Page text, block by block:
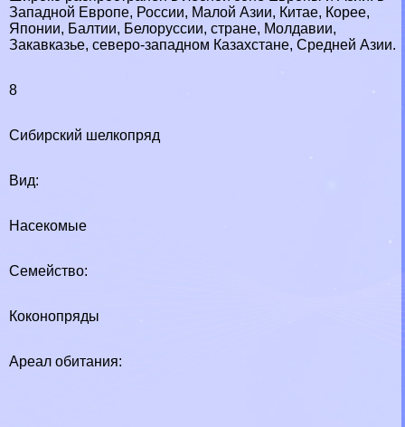
Западной Европе, России, Малой Азии, Китае, Корее,
Японии, Балтии, Белоруссии, стране, Молдавии,
Закавказье, северо-западном Казахстане, Средней Азии.
8
Сибирский шелкопряд
Вид:
Насекомые
Семейство:
Коконопряды
Ареал обитания: